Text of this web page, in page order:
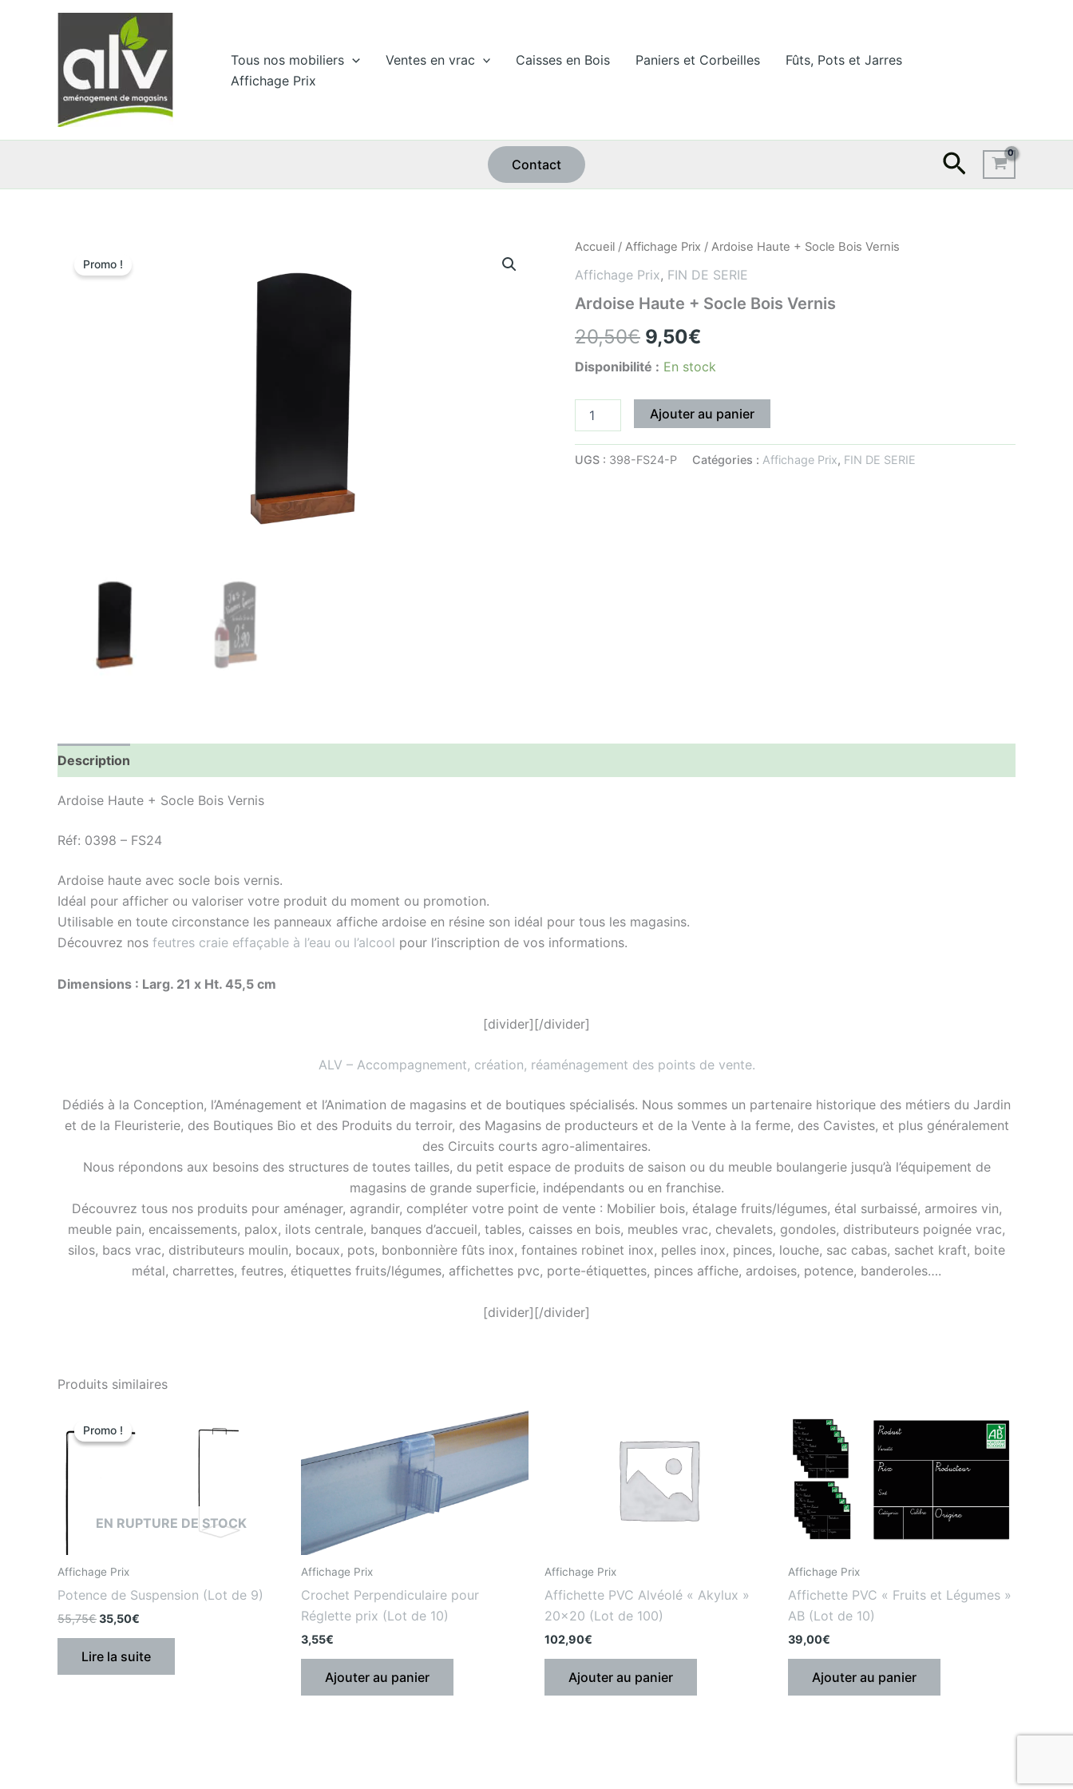
Tous nos mobiliers Ventes en vrac Caisses en Bois Paniers et Corbeilles
Fûts, Pots et Jarres
Affichage Prix
Contact
Promo !
Accueil / Affichage Prix / Ardoise Haute + Socle Bois Vernis
Affichage Prix, FIN DE SERIE
Ardoise Haute + Socle Bois Vernis
20,50€
Le
prix
initial
était
:
20,50€.
9,50€
Le
prix
actuel
:
9,50€.
Disponibilité : En stock
quantité
Ardoise
+
Bois
Ajouter au panier
UGS : 398-FS24-P Catégories : Affichage Prix, FIN DE SERIE
Description
Ardoise Haute + Socle Bois Vernis
Réf: 0398 – FS24
Ardoise haute avec socle bois vernis.
Idéal pour afficher ou valoriser votre produit du moment ou promotion.
Utilisable en toute circonstance les panneaux affiche ardoise en résine son idéal pour tous les magasins.
Découvrez nos feutres craie effaçable à l’eau ou l’alcool pour l’inscription de vos informations.
Dimensions : Larg. 21 x Ht. 45,5 cm
[divider][/divider]
ALV – Accompagnement, création, réaménagement des points de vente.
Dédiés à la Conception, l’Aménagement et l’Animation de magasins et de boutiques spécialisés. Nous sommes un partenaire historique des métiers du Jardin
et de la Fleuristerie, des Boutiques Bio et des Produits du terroir, des Magasins de producteurs et de la Vente à la ferme, des Cavistes, et plus généralement
des Circuits courts agro-alimentaires.
Nous répondons aux besoins des structures de toutes tailles, du petit espace de produits de saison ou du meuble boulangerie jusqu’à l’équipement de
magasins de grande superficie, indépendants ou en franchise.
Découvrez tous nos produits pour aménager, agrandir, compléter votre point de vente : Mobilier bois, étalage fruits/légumes, étal surbaissé, armoires vin,
meuble pain, encaissements, palox, ilots centrale, banques d’accueil, tables, caisses en bois, meubles vrac, chevalets, gondoles, distributeurs poignée vrac,
silos, bacs vrac, distributeurs moulin, bocaux, pots, bonbonnière fûts inox, fontaines robinet inox, pelles inox, pinces, louche, sac cabas, sachet kraft, boite
métal, charrettes, feutres, étiquettes fruits/légumes, affichettes pvc, porte-étiquettes, pinces affiche, ardoises, potence, banderoles….
[divider][/divider]
Produits similaires
Promo !
EN RUPTURE DE STOCK
Promo !
Affichage Prix
Potence de Suspension (Lot de 9)
55,75€
initial
35,50€
Lire la suite
Affichage Prix
Crochet Perpendiculaire pour
Réglette prix (Lot de 10)
3,55€
Ajouter au panier
Affichage Prix
Affichette PVC Alvéolé « Akylux »
20×20 (Lot de 100)
102,90€
Ajouter au panier
Affichage Prix
Affichette PVC « Fruits et Légumes »
AB (Lot de 10)
39,00€
Ajouter au panier